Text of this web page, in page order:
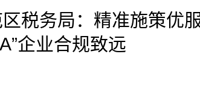
税务局：精准施策优
A”企业合规致远